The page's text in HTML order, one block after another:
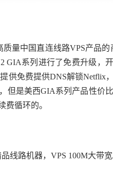
质量中国直连线路VPS产品
GIA系列进行了免费升级，
供免费提供DNS解锁Netflix
但是美西GIA系列产品性价
费循环的。
线路机器，VPS 100M大带宽